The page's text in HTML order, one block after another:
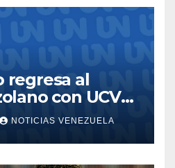
regresa al
con UCV
NOTICIAS VENEZUELA